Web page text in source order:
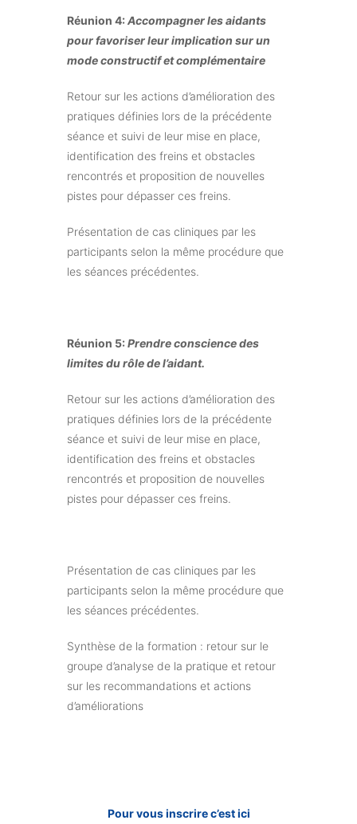
Réunion 4:Accompagner les aidants
pour favoriser leur implication sur un
mode constructif et complémentaire
Retour sur les actions d’amélioration des
pratiques définies lors de la précédente
séance et suivi de leur mise en place,
identification des freins et obstacles
rencontrés et proposition de nouvelles
pistes pour dépasser ces freins.
Présentation de cas cliniques par les
participants selon la même procédure que
les séances précédentes.
Réunion 5:Prendre conscience des
limites du rôle de l’aidant.
Retour sur les actions d’amélioration des
pratiques définies lors de la précédente
séance et suivi de leur mise en place,
identification des freins et obstacles
rencontrés et proposition de nouvelles
pistes pour dépasser ces freins.
Présentation de cas cliniques par les
participants selon la même procédure que
les séances précédentes.
Synthèse de la formation : retour sur le
groupe d’analyse de la pratique et retour
sur les recommandations et actions
d’améliorations
Pour vous inscrire c’est ici